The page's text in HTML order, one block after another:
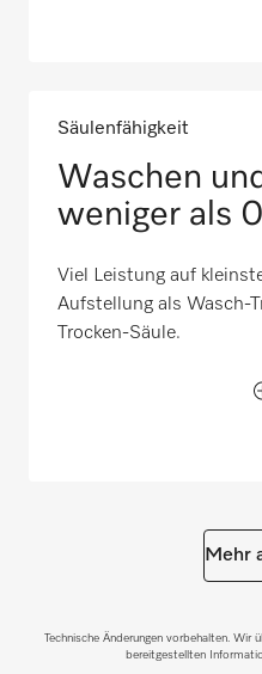
Säulenfähigkeit
Waschen
weniger als
Viel Leistung auf
Aufstellung als Wasch-
Trocken-Säule.
Mehr
Technische Änderungen vorbehalten. Wir
bereitgestellten